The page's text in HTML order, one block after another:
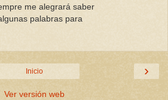
me alegrará saber
palabras para
›
Inicio
Ver versión web